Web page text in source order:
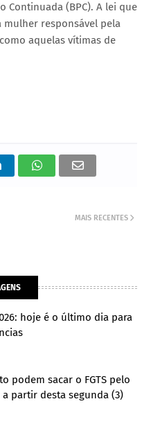
Continuada (BPC). A lei que
responsável pela
aquelas vítimas de
MAIS RECENTES
hoje é o último dia para
podem sacar o FGTS pelo
partir desta segunda (3)